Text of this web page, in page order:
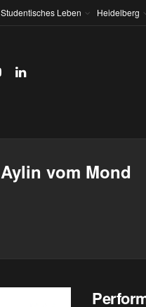
Studentisches Leben Heidelberg
Aylin vom Mond